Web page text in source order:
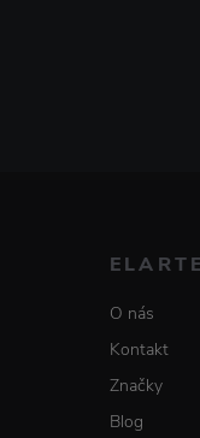
O nás
Kontakt
Značky
Blog